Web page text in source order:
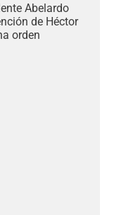
Abelardo
de Héctor
orden